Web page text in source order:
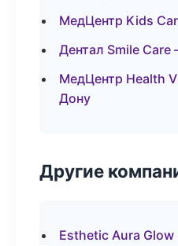
МедЦентр Kids
Дентал Smile
МедЦентр Health
Дону
Другие
Esthetic Aura